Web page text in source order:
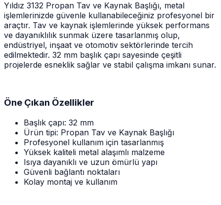
Yıldız 3132 Propan Tav ve Kaynak Başlığı, metal
işlemlerinizde güvenle kullanabileceğiniz profesyonel bir
araçtır. Tav ve kaynak işlemlerinde yüksek performans
ve dayanıklılık sunmak üzere tasarlanmış olup,
endüstriyel, inşaat ve otomotiv sektörlerinde tercih
edilmektedir. 32 mm başlık çapı sayesinde çeşitli
projelerde esneklik sağlar ve stabil çalışma imkanı sunar.
Öne Çıkan Özellikler
Başlık çapı: 32 mm
Ürün tipi: Propan Tav ve Kaynak Başlığı
Profesyonel kullanım için tasarlanmış
Yüksek kaliteli metal alaşımlı malzeme
Isıya dayanıklı ve uzun ömürlü yapı
Güvenli bağlantı noktaları
Kolay montaj ve kullanım